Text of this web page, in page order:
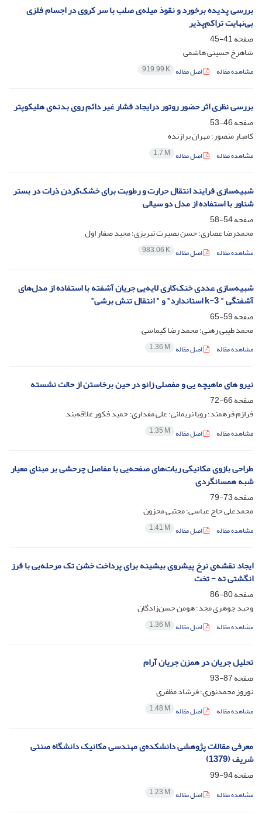
بررسی پدیده برخورد و نقوذ میله‌ی صلب با سر کروی در اجسام فلزی
بی‌نهایت تراکم‌پذیر
صفحه41-45
شاهرخ حسینی هاشمی
مشاهده مقاله اصل مقاله 919.99 K
بررسی نظری اثر حضور روتور درایجاد فشار غیر دائم روی بدنه‌ی هلیکوپتر
صفحه46-53
کامیار منصور؛ مهران برازنده
مشاهده مقاله اصل مقاله 1.7 M
شبیه‌سازی فرایند انتقال حرارت و رطوبت برای خشک‌کردن ذرات در بستر
شناور با استفاده از مدل دو سیالی
صفحه54-58
محمدرضا عصاری؛ حسن بصیرت تبریزی؛ مجید صفار اول
مشاهده مقاله اصل مقاله 983.06 K
شبیه‌سازی عددی خنک‌کاری لایه‌یی جریان آشفته با استفاده از مدل‌های
آشفتگی " k-3 استاندارد" و " انتقال تنش برشی"
صفحه59-65
محمد طیبی رهنی؛ محمد رضا کیماسی
مشاهده مقاله اصل مقاله 1.36 M
نیرو های ماهیچه یی و مفصلی زانو در حین برخاستن از حالت نشسته
صفحه66-72
فرازم فرهمند؛ رویا نریمانی؛ علی مقداری؛ حمید فکور علاقه‌بند
مشاهده مقاله اصل مقاله 1.35 M
طراحی بازوی مکانیکی ربات‌های صفحه‌یی با مفاصل چرحشی بر مبنای معیار
شبه همسانگردی
صفحه73-79
محمدعلی حاج عباسی؛ مجتبی محزون
مشاهده مقاله اصل مقاله 1.41 M
ایجاد نقشه‌ی نرخ پیشروی بیشینه برای پرداخت خشن تک مرحله‌یی با فرز
انگشتی ته - تخت
صفحه80-86
وحید جوهری مجد؛ هومن حسن‌زادگان
مشاهده مقاله اصل مقاله 1.36 M
تحلیل جریان در همزن جریان آرام
صفحه87-93
نوروز محمدنوری؛ فرشاد مظفری
مشاهده مقاله اصل مقاله 1.48 M
معرفی مقالات پژوهشی دانشکده‌ی مهندسی مکانیک دانشگاه صنتی
شریف (1379)
صفحه94-99
مشاهده مقاله اصل مقاله 1.23 M